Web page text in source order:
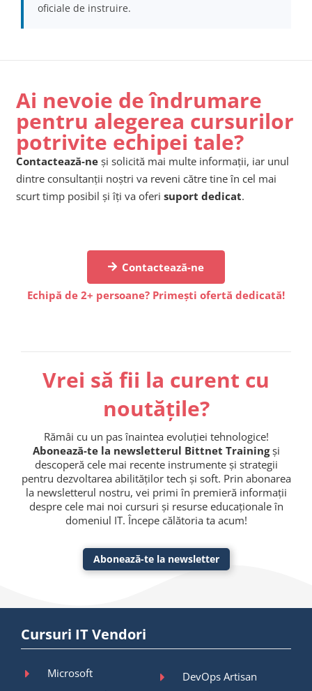
oficiale de instruire.
Ai nevoie de îndrumare
pentru alegerea cursurilor
potrivite echipei tale?
Contactează-ne și solicită mai multe informații, iar unul
dintre consultanții noștri va reveni către tine în cel mai
scurt timp posibil și îți va oferi suport dedicat.
Contactează-ne
Echipă de 2+ persoane? Primești ofertă dedicată!
Vrei să fii la curent cu
noutățile?
Rămâi cu un pas înaintea evoluției tehnologice!
Abonează-te la newsletterul Bittnet Trainingși
descoperă cele mai recente instrumente și strategii
pentru dezvoltarea abilităților tech și soft. Prin abonarea
la newsletterul nostru, vei primi în premieră informații
despre cele mai noi cursuri și resurse educaționale în
domeniul IT. Începe călătoria ta acum!
Abonează-te la newsletter
Cursuri IT Vendori
Microsoft
DevOps Artisan